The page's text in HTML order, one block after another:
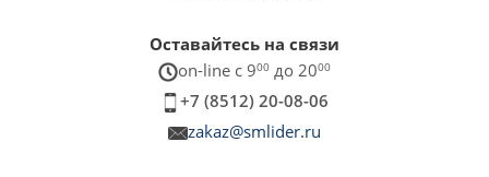
Оставайтесь на связи
on-line c 900 до 2000
+7 (8512) 20-08-06
zakaz@smlider.ru